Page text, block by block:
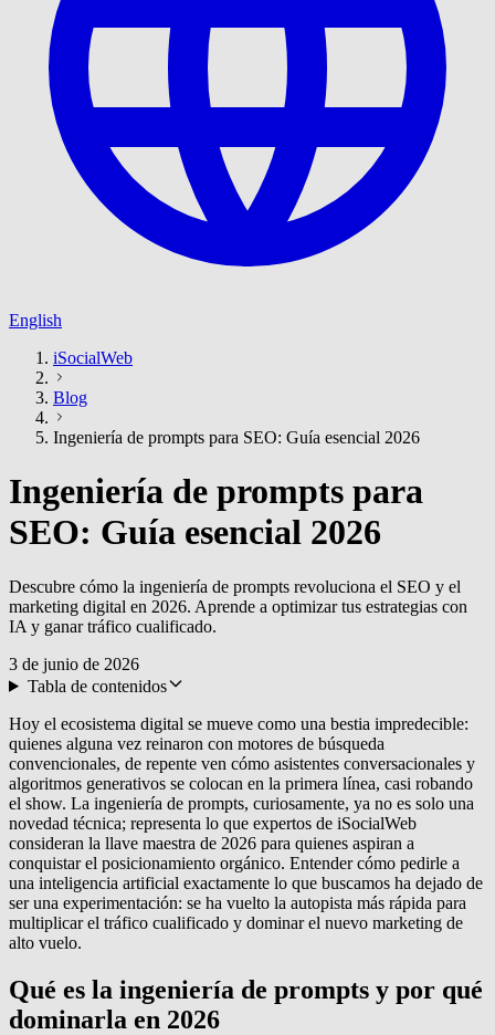
English
iSocialWeb
Blog
Ingeniería de prompts para SEO: Guía esencial 2026
Ingeniería de prompts para
SEO: Guía esencial 2026
Descubre cómo la ingeniería de prompts revoluciona el SEO y el
marketing digital en 2026. Aprende a optimizar tus estrategias con
IA y ganar tráfico cualificado.
3 de junio de 2026
Tabla de contenidos
Hoy el ecosistema digital se mueve como una bestia impredecible:
quienes alguna vez reinaron con motores de búsqueda
convencionales, de repente ven cómo asistentes conversacionales y
algoritmos generativos se colocan en la primera línea, casi robando
el show. La ingeniería de prompts, curiosamente, ya no es solo una
novedad técnica; representa lo que expertos de iSocialWeb
consideran la llave maestra de 2026 para quienes aspiran a
conquistar el posicionamiento orgánico. Entender cómo pedirle a
una inteligencia artificial exactamente lo que buscamos ha dejado de
ser una experimentación: se ha vuelto la autopista más rápida para
multiplicar el tráfico cualificado y dominar el nuevo marketing de
alto vuelo.
Qué es la ingeniería de prompts y por qué
dominarla en 2026